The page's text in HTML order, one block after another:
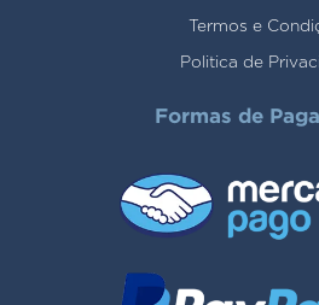
Termos e
Politica de
Formas de